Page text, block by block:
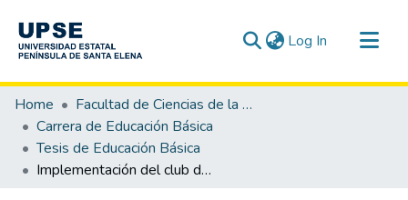
Log In (current)
Communities & Collections
All of DSpace
Statistics
Home
Facultad de Ciencias de la Educación e Idiomas
Carrera de Educación Básica
Tesis de Educación Básica
Implementación del club deportivo para el desarrollo de las habilidades psicomotrices de los estudiantes del sexto grado de educación básica de la escuela Doce de Julio del Cantón La Libertad, Provincia de Santa Elena, período lectivo 2014 – 2015.